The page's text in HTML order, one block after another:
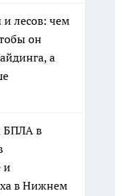
и лесов: чем
он
а
БПЛА в
и
в Нижнем